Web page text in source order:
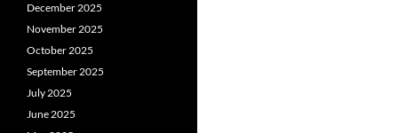
December 2025
November 2025
October 2025
September 2025
July 2025
June 2025